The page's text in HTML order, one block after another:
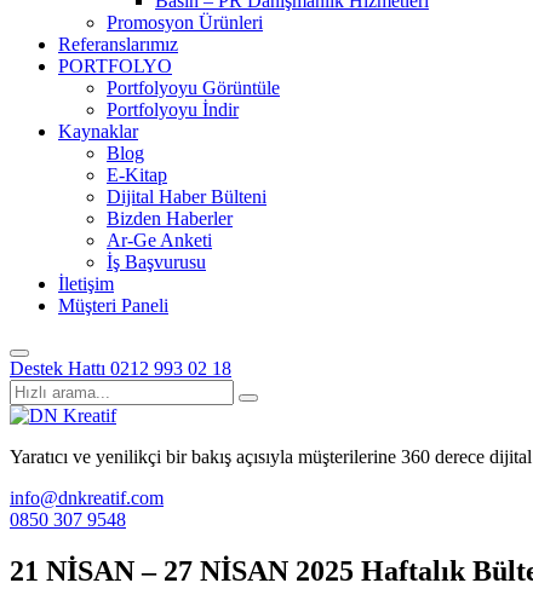
Promosyon Ürünleri
Referanslarımız
PORTFOLYO
Portfolyoyu Görüntüle
Portfolyoyu İndir
Kaynaklar
Blog
E-Kitap
Dijital Haber Bülteni
Bizden Haberler
Ar-Ge Anketi
İş Başvurusu
İletişim
Müşteri Paneli
Destek Hattı 0212 993 02 18
Yaratıcı ve yenilikçi bir bakış açısıyla müşterilerine 360 derece
info@dnkreatif.com
0850 307 9548
21 NİSAN – 27 NİSAN 2025 Haftalık